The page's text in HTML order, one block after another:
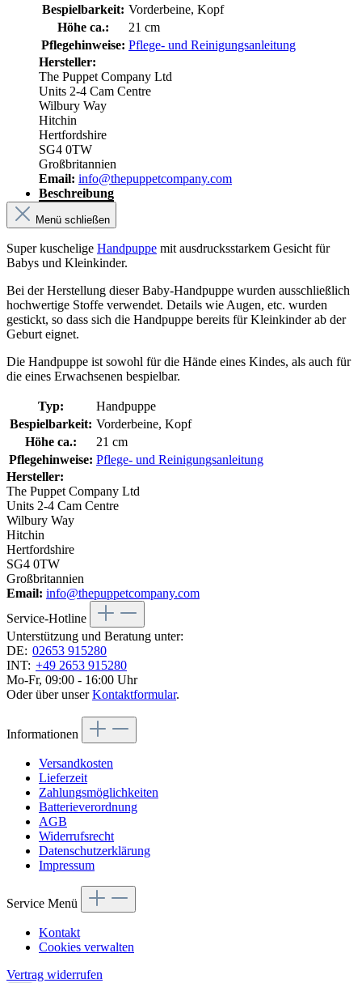
Bespielbarkeit: Vorderbeine, Kopf
Höhe ca.:
21 cm
Pflegehinweise: Pflege- und Reinigungsanleitung
Hersteller:
The Puppet Company Ltd
Units 2-4 Cam Centre
Wilbury Way
Hitchin
Hertfordshire
SG4 0TW
Großbritannien
Email: info@thepuppetcompany.com
Beschreibung
Menü schließen
Super kuschelige Handpuppe mit ausdrucksstarkem Gesicht für
Babys und Kleinkinder.
Bei der Herstellung dieser Baby-Handpuppe wurden ausschließlich
hochwertige Stoffe verwendet. Details wie Augen, etc. wurden
gestickt, so dass sich die Handpuppe bereits für Kleinkinder ab der
Geburt eignet.
Die Handpuppe ist sowohl für die Hände eines Kindes, als auch für
die eines Erwachsenen bespielbar.
Typ:
Handpuppe
Bespielbarkeit: Vorderbeine, Kopf
Höhe ca.:
21 cm
Pflegehinweise: Pflege- und Reinigungsanleitung
Hersteller:
The Puppet Company Ltd
Units 2-4 Cam Centre
Wilbury Way
Hitchin
Hertfordshire
SG4 0TW
Großbritannien
Email: info@thepuppetcompany.com
Service-Hotline
Unterstützung und Beratung unter:
DE: 02653 915280
INT: +49 2653 915280
Mo-Fr, 09:00 - 16:00 Uhr
Oder über unserKontaktformular.
Informationen
Versandkosten
Lieferzeit
Zahlungsmöglichkeiten
Batterieverordnung
AGB
Widerrufsrecht
Datenschutzerklärung
Impressum
Service Menü
Kontakt
Cookies verwalten
Vertrag widerrufen